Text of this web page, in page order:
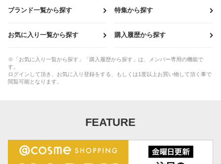
ブランド一覧から探す 特集から探す
お気に入り一覧から探す 購入履歴から探す
※「お気に入り一覧から探す」「購入履歴から探す」は、メンバー専用の機能で
す。
ログインして頂き、お気に入り登録をする、もしくは1度以上お買い物して頂く事で
閲覧可能となります。
FEATURE